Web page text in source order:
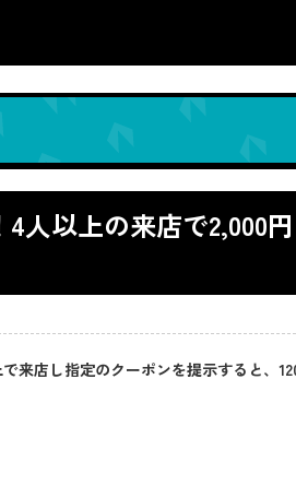
人以上の来店で2,000
店し指定のクーポンを提示すると、